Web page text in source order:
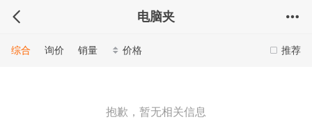
电脑夹
推荐
综合 询价 销量 价格
抱歉，暂无相关信息